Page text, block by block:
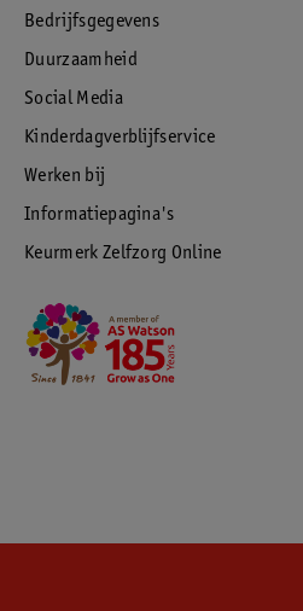
Bedrijfsgegevens
Duurzaamheid
Social Media
Kinderdagverblijfservice
Werken bij
Informatiepagina's
Keurmerk Zelfzorg Online